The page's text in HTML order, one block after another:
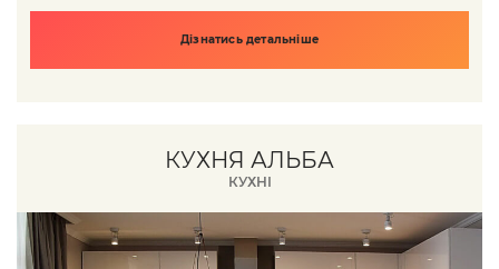
Дізнатись детальніше
КУХНЯ АЛЬБА
КУХНІ